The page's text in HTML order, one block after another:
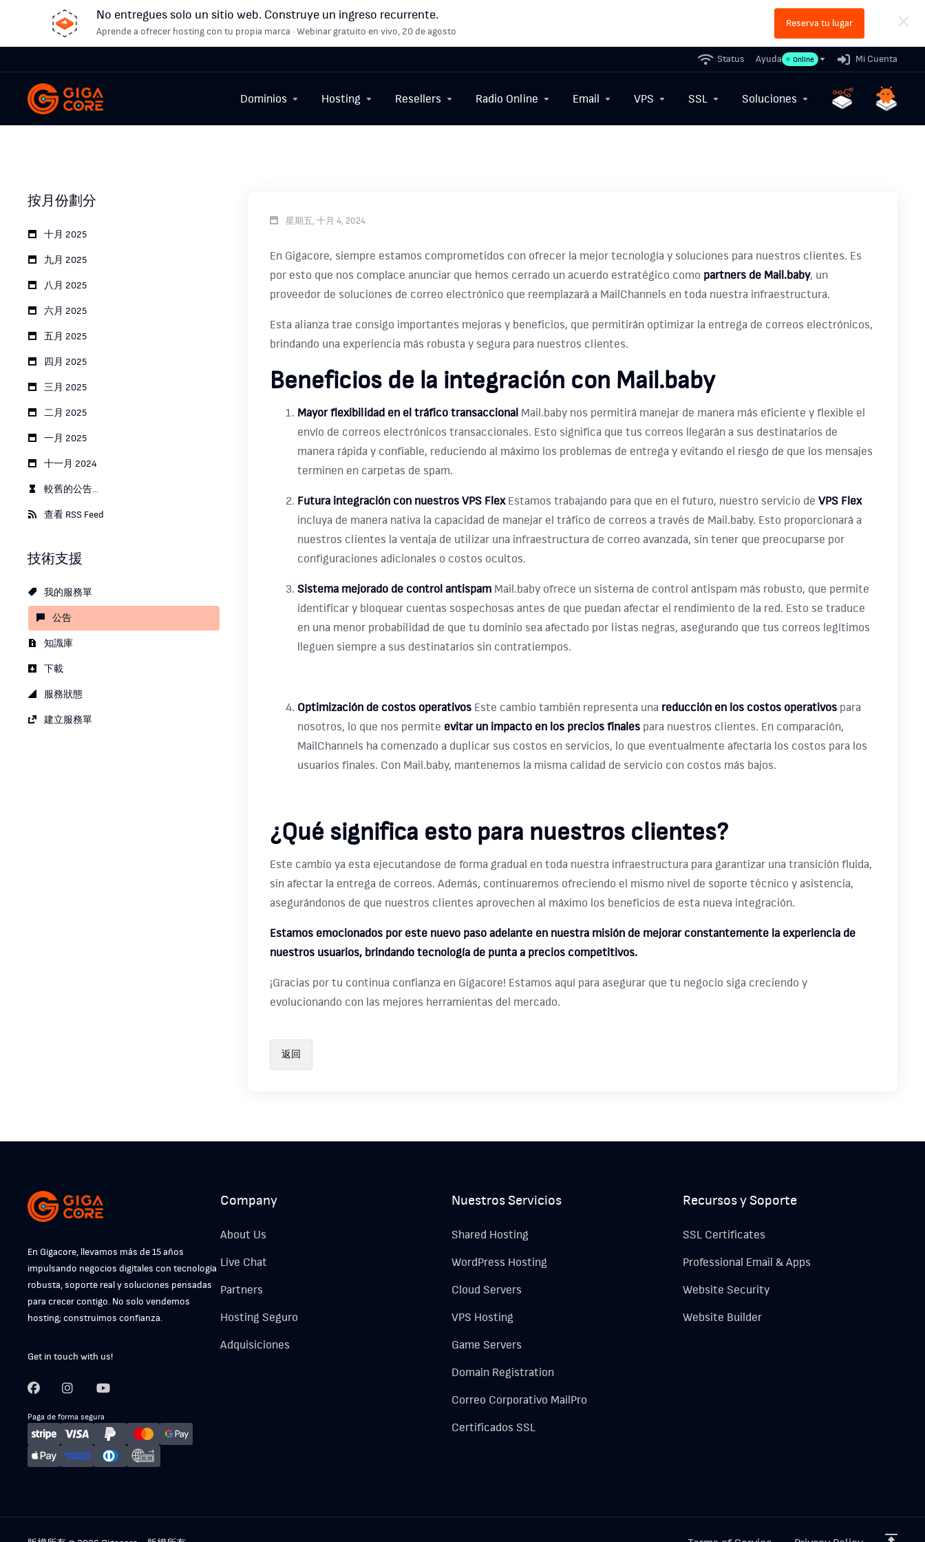
No entregues solo un sitio web. Construye un ingreso recurrente.
Aprende a ofrecer hosting con tu propia marca · Webinar gratuito en vivo, 20 de agosto
Reserva tu lugar
Status Ayuda Online Mi Cuenta
Dominios Hosting Resellers Radio Online Email VPS SSL Soluciones
按月份劃分
十月 2025
九月 2025
八月 2025
六月 2025
五月 2025
四月 2025
三月 2025
二月 2025
一月 2025
十一月 2024
較舊的公告...
查看 RSS Feed
技術支援
我的服務單
公告
知識庫
下載
服務狀態
建立服務單
星期五, 十月 4, 2024
En Gigacore, siempre estamos comprometidos con ofrecer la mejor tecnología y soluciones para nuestros clientes. Es
por esto que nos complace anunciar que hemos cerrado un acuerdo estratégico como partners de Mail.baby, un
proveedor de soluciones de correo electrónico que reemplazará a MailChannels en toda nuestra infraestructura.
Esta alianza trae consigo importantes mejoras y beneficios, que permitirán optimizar la entrega de correos electrónicos,
brindando una experiencia más robusta y segura para nuestros clientes.
Beneficios de la integración con Mail.baby
Mayor flexibilidad en el tráfico transaccional Mail.baby nos permitirá manejar de manera más eficiente y flexible el
envío de correos electrónicos transaccionales. Esto significa que tus correos llegarán a sus destinatarios de
manera rápida y confiable, reduciendo al máximo los problemas de entrega y evitando el riesgo de que los mensajes
terminen en carpetas de spam.
Futura integración con nuestros VPS FlexEstamos trabajando para que en el futuro, nuestro servicio de VPS Flex
incluya de manera nativa la capacidad de manejar el tráfico de correos a través de Mail.baby. Esto proporcionará a
nuestros clientes la ventaja de utilizar una infraestructura de correo avanzada, sin tener que preocuparse por
configuraciones adicionales o costos ocultos.
Sistema mejorado de control antispam Mail.baby ofrece un sistema de control antispam más robusto, que permite
identificar y bloquear cuentas sospechosas antes de que puedan afectar el rendimiento de la red. Esto se traduce
en una menor probabilidad de que tu dominio sea afectado por listas negras, asegurando que tus correos legítimos
lleguen siempre a sus destinatarios sin contratiempos​.
Optimización de costos operativos Este cambio también representa una reducción en los costos operativos para
nosotros, lo que nos permite evitar un impacto en los precios finales para nuestros clientes. En comparación,
MailChannels ha comenzado a duplicar sus costos en servicios, lo que eventualmente afectaría los costos para los
usuarios finales. Con Mail.baby, mantenemos la misma calidad de servicio con costos más bajos​.
¿Qué significa esto para nuestros clientes?
Este cambio ya esta ejecutandose de forma gradual en toda nuestra infraestructura para garantizar una transición fluida,
sin afectar la entrega de correos. Además, continuaremos ofreciendo el mismo nivel de soporte técnico y asistencia,
asegurándonos de que nuestros clientes aprovechen al máximo los beneficios de esta nueva integración.
Estamos emocionados por este nuevo paso adelante en nuestra misión de mejorar constantemente la experiencia de
nuestros usuarios, brindando tecnología de punta a precios competitivos.
¡Gracias por tu continua confianza en Gigacore! Estamos aquí para asegurar que tu negocio siga creciendo y
evolucionando con las mejores herramientas del mercado.
返回
En Gigacore, llevamos más de 15 años
impulsando negocios digitales con tecnología
robusta, soporte real y soluciones pensadas
para crecer contigo. No solo vendemos
hosting; construimos confianza.
Get in touch with us!
Paga de forma segura
Company
About Us
Live Chat
Partners
Hosting Seguro
Adquisiciones
Nuestros Servicios
Shared Hosting
WordPress Hosting
Cloud Servers
VPS Hosting
Game Servers
Domain Registration
Correo Corporativo MailPro
Certificados SSL
Recursos y Soporte
SSL Certificates
Professional Email & Apps
Website Security
Website Builder